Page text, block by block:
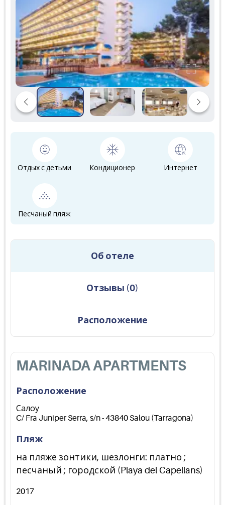
Отдых с детьми Кондиционер Интернет
Песчаный пляж
Об отеле
Отзывы (0)
Расположение
MARINADA APARTMENTS
Расположение
Салоу
C/ Fra Juniper Serra, s/n - 43840 Salou (Tarragona)
Пляж
на пляже зонтики, шезлонги: платно ;
песчаный ; городской (Playa del Capellans)
2017